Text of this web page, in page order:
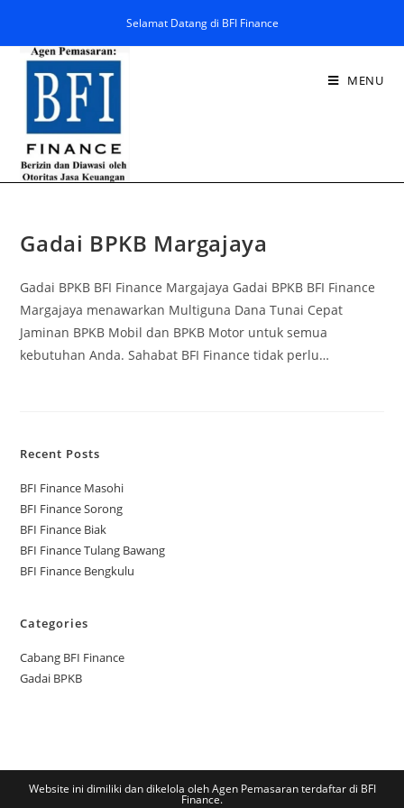
Selamat Datang di BFI Finance
MENU
Gadai BPKB Margajaya
Gadai BPKB BFI Finance Margajaya Gadai BPKB BFI Finance
Margajaya menawarkan Multiguna Dana Tunai Cepat
Jaminan BPKB Mobil dan BPKB Motor untuk semua
kebutuhan Anda. Sahabat BFI Finance tidak perlu…
Recent Posts
BFI Finance Masohi
BFI Finance Sorong
BFI Finance Biak
BFI Finance Tulang Bawang
BFI Finance Bengkulu
Categories
Cabang BFI Finance
Gadai BPKB
Website ini dimiliki dan dikelola oleh Agen Pemasaran terdaftar di BFI
Finance.